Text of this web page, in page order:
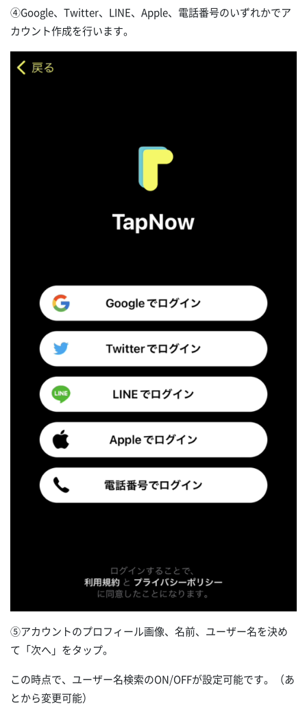
④Google、Twitter、LINE、Apple、電話番号のいずれかでア
カウント作成を行います。
⑤アカウントのプロフィール画像、名前、ユーザー名を決め
て「次へ」をタップ。
この時点で、ユーザー名検索のON/OFFが設定可能です。（あ
とから変更可能）